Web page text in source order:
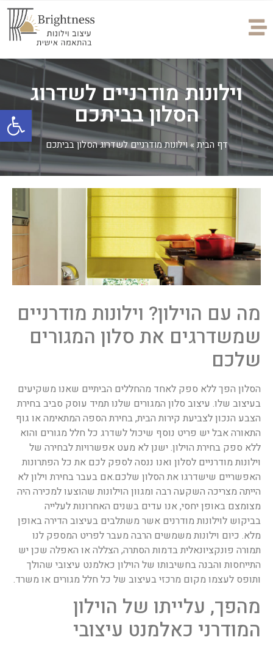
וילונות מודרניים לשדרוג
הסלון בביתכם
דף הבית »וילונות מודרניים לשדרוג הסלון בביתכם
מה עם הוילון? וילונות מודרניים
שמשדרגים את סלון המגורים
שלכם
הסלון הפך ללא ספק לאחד מהחללים הביתיים שאנו משקיעים
בעיצוב שלו. עיצוב סלון המגורים שלנו תמיד עוסק סביב בחירת
הצבע הנכון לצביעת קירות הבית, בחירת הספה המתאימה או גוף
התאורה אבל יש פריט נוסף שיכול לשדרג כל חלל מגורים והוא
ללא ספק בחירת הוילון. ישנן לא מעט אפשרויות לבחירה של
וילונות מודרניים לסלון ואנו ננסה לספק לכם את כל הפתרונות
האפשריים שישדרגו את הסלון שלכם.אם בעבר בחירת וילון לא
הייתה מצריכה השקעה רבה ומגוון הוילונות שהוצעו למכירה היה
מצומצם באופן יחסי, אנו עדים בשנים האחרונות לעלייה
בביקוש לוילונות מודרנים אשר משתלבים בעיצוב הדירה באופן
מלא. כיום וילונות משמשים הרבה מעבר לפריט המספק לנו
תמורה פונקציונאלית בדמות הסתרה, הצללה או האפלה שכן יש
התייחסות והבנה בחשיבותו של הוילון כאלמנט עיצובי שהולך
ותופס לעצמו מקום מרכזי בעיצוב של כל חלל מגורים או משרד.
מהפך, עלייתו של הוילון
המודרני כאלמנט עיצובי